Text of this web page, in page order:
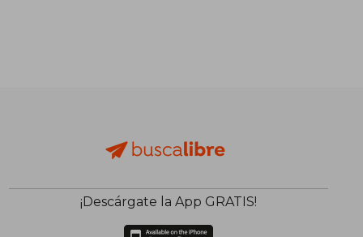
¡Descárgate la App GRATIS!